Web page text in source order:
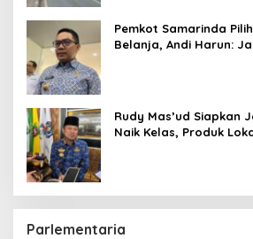
Pemkot Samarinda
Belanja, Andi Harun:
Rudy Mas’ud Siapkan
Naik Kelas, Produk
Parlementaria